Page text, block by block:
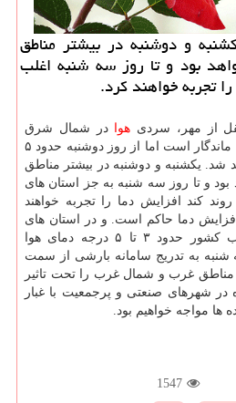
و دوشنبه در بیشتر مناطق
بود و تا روز سه شنبه اغلب
تجربه خواهند کرد.
از مهر، سردی هوا در شمال شرق
کشور تا روز دوشنبه همچنان ماندگار است اما از روز دوشنبه حدود ۵
شد. یکشنبه و دوشنبه در بیشتر مناطق
و تا روز سه شنبه به جز استان های
کند افزایش دما را تجربه خواهند
دما حاکم است. و در استان های
واقع در غرب و شمال غرب کشور حدود ۳ تا ۵ درجه دمای هوا
شنبه به تدریج سامانه بارشی از سمت
غرب و شمال غرب را تحت تاثیر
در ۵ روز آینده در شهرهای صنعتی و پرجمعیت با غبار
ها مواجه خواهیم بود.
1547